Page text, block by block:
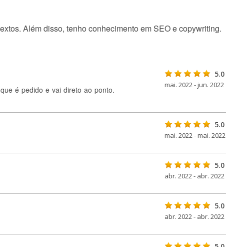
Além disso, tenho conhecimento em SEO e copywriting.
é pedido e vai direto ao ponto.
5.0
mai. 2022 - jun. 2022
5.0
mai. 2022 - mai. 2022
5.0
abr. 2022 - abr. 2022
5.0
abr. 2022 - abr. 2022